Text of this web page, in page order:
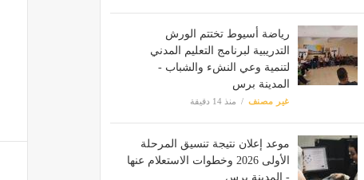
رياضة أسيوط تختتم الورش
التدريبية لبرنامج التعليم المدني
لتنمية وعي النشء والشباب -
المدينة برس
غير مصنف منذ 14 دقيقة
موعد إعلان نتيجة تنسيق المرحلة
الأولى 2026 وخطوات الاستعلام عنها
- المدينة برس